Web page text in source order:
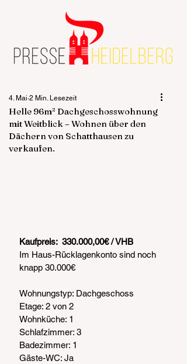
Helle 96m² Dachgeschosswohnung
mit Weitblick – Wohnen über den
Dächern von Schatthausen zu
verkaufen.
4. Mai 2 Min. Lesezeit
Kaufpreis:  330.000,00€ / VHB
Im Haus-Rücklagenkonto sind noch
knapp 30.000€
Wohnungstyp: Dachgeschoss
Etage: 2 von 2
Wohnküche: 1
Schlafzimmer: 3
Badezimmer: 1
Gäste-WC: Ja